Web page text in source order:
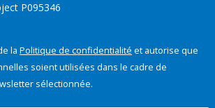
P095346
la Politique de confidentialité et autorise que
soient utilisées dans le cadre de
sélectionnée.